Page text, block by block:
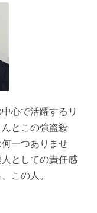
心で活躍するリ
とこの強盗殺
一つありませ
としての責任感
この人。